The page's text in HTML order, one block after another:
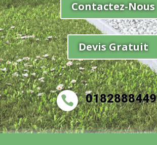
Contactez-Nous
Devis Gratuit
 0182888449